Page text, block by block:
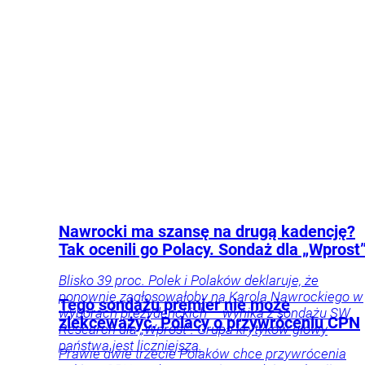
Nawrocki ma szansę na drugą kadencję?
Tak ocenili go Polacy. Sondaż dla
Blisko 39 proc. Polek i Polaków deklaruje, że
ponownie zagłosowałoby na Karola Nawrockiego w
wyborach prezydenckich – wynika z sondażu SW
Research dla „Wprost”. Grupa krytyków głowy
państwa jest liczniejsza.
Tego sondażu premier nie może
zlekceważyć. Polacy o przywróceniu CPN
Prawie dwie trzecie Polaków chce przywrócenia